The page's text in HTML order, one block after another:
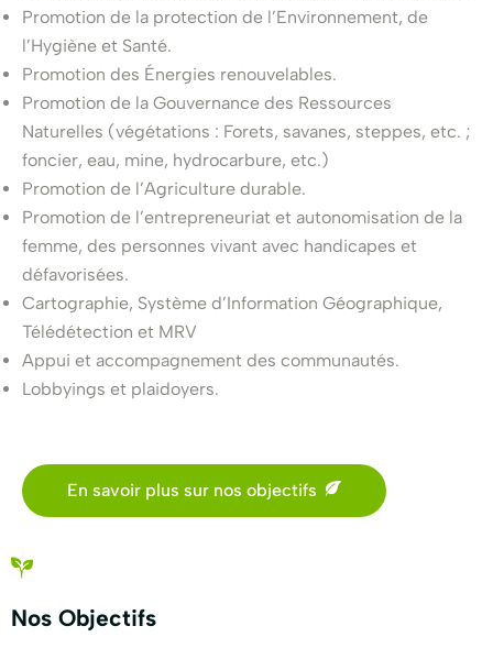
Promotion de la protection de l’Environnement, de
l’Hygiène et Santé.
Promotion des Énergies renouvelables.
Promotion de la Gouvernance des Ressources
Naturelles (végétations : Forets, savanes, steppes, etc. ;
foncier, eau, mine, hydrocarbure, etc.)
Promotion de l’Agriculture durable.
Promotion de l’entrepreneuriat et autonomisation de la
femme, des personnes vivant avec handicapes et
défavorisées.
Cartographie, Système d’Information Géographique,
Télédétection et MRV
Appui et accompagnement des communautés.
Lobbyings et plaidoyers.
En savoir plus sur nos objectifs
Nos Objectifs